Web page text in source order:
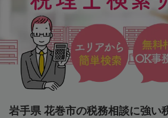
岩手県 花巻市の税務相談に強い